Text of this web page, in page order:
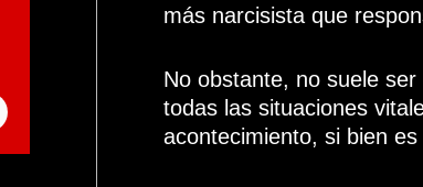
más narcisista que
No obstante, no suele
todas las situaciones
acontecimiento, si bien